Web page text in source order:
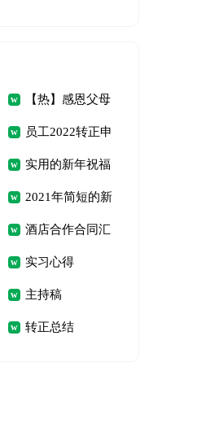
【热】感恩父母
演讲稿员工2022转正申
请书实用的新年祝福
语合集35句
2021年简短的新
年温馨祝福语40句
酒店合作合同汇
总六篇实习心得
主持稿
转正总结